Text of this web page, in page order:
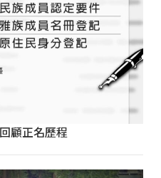
顧正名歷程